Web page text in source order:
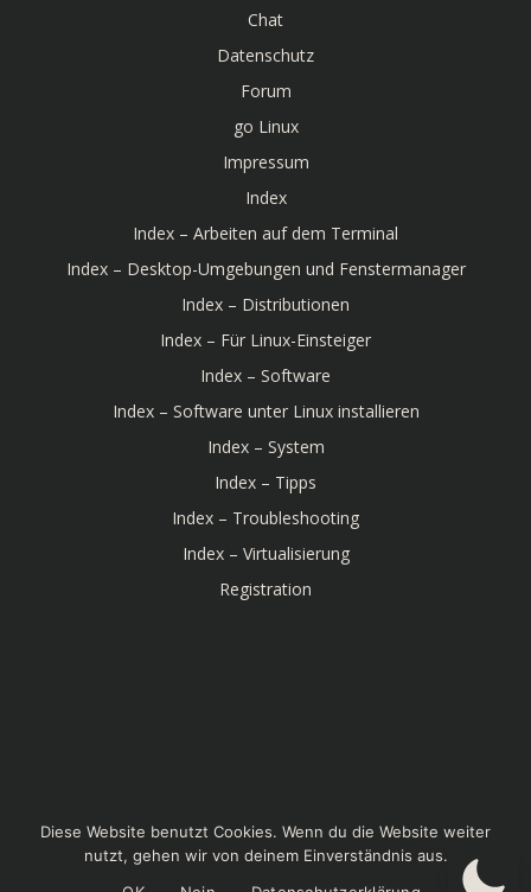
Chat
Datenschutz
Forum
go Linux
Impressum
Index
Index – Arbeiten auf dem Terminal
Index – Desktop-Umgebungen und Fenstermanager
Index – Distributionen
Index – Für Linux-Einsteiger
Index – Software
Index – Software unter Linux installieren
Index – System
Index – Tipps
Index – Troubleshooting
Index – Virtualisierung
Registration
© 2026 Linux-Bibel. Created for free using WordPress
andColibri
Diese Website benutzt Cookies. Wenn du die Website weiter
nutzt, gehen wir von deinem Einverständnis aus.